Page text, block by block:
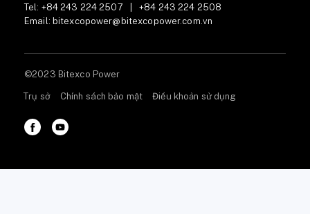
Tel: +84 243 224 2507
+84 243 224 2508
Email: bitexcopower@bitexcopower.com.vn
©2023 Bitexco Power
Trụ sở Chính sách bảo mật Điều khoản sử dụng